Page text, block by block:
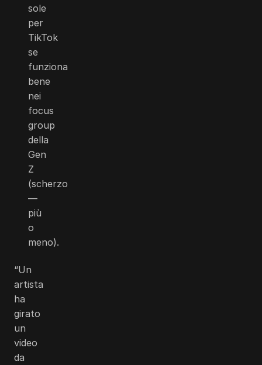
sole
per
TikTok
se
funziona
bene
nei
focus
group
della
Gen
Z
(scherzo
—
più
o
meno).
“Un
artista
ha
girato
un
video
da